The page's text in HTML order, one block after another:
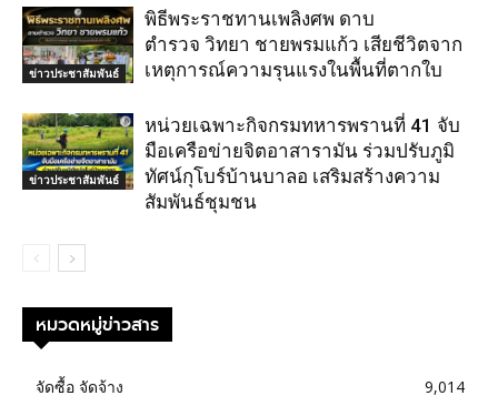
ข่าวประชาสัมพันธ์
พิธีพระราชทานเพลิงศพ ดาบ
ตำรวจ วิทยา ชายพรมแก้ว เสียชีวิตจาก
เหตุการณ์ความรุนแรงในพื้นที่ตากใบ
ข่าวประชาสัมพันธ์
หน่วยเฉพาะกิจกรมทหารพรานที่ 41 จับ
มือเครือข่ายจิตอาสารามัน ร่วมปรับภูมิ
ทัศน์กุโบร์บ้านบาลอ เสริมสร้างความ
สัมพันธ์ชุมชน
หมวดหมู่ข่าวสาร
จัดซื้อ จัดจ้าง
9,014